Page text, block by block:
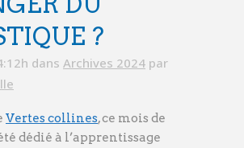
?
dans Archives 2024 par
Vertes collines, ce mois de
dédié à l’apprentissage